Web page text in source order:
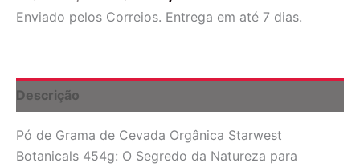
Orgânica
Superalimento
Puro
Sua
Saúde
preço
R$264,71.
preço
atual
R$228,32.
Enviado pelos Correios. Entrega em até 7 dias.
Descrição
Pó de Grama de Cevada Orgânica Starwest
Botanicals 454g: O Segredo da Natureza para